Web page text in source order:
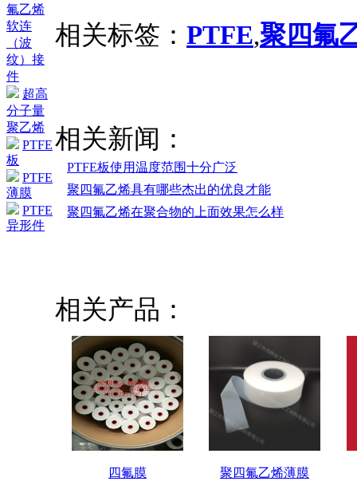
氟乙烯
软连
（波
纹）接
件
超高
分子量
聚乙烯
PTFE
板
PTFE
薄膜
PTFE
异形件
相关标签： PTFE,聚四氟
相关新闻：
PTFE板使用温度范围十分广泛
聚四氟乙烯具有哪些杰出的优良才能
聚四氟乙烯在聚合物的上面效果怎么样
相关产品：
四氟膜 聚四氟乙烯薄膜